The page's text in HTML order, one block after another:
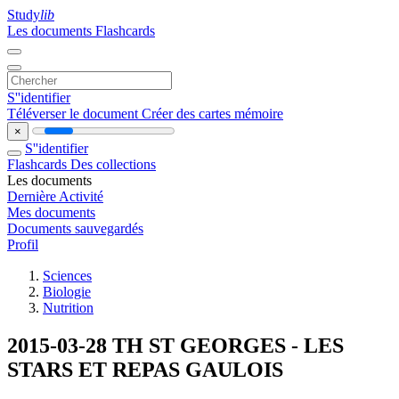
Studylib
Les documents Flashcards
S''identifier
Téléverser le document Créer des cartes mémoire
×
S''identifier
Flashcards Des collections
Les documents
Dernière Activité
Mes documents
Documents sauvegardés
Profil
Sciences
Biologie
Nutrition
2015-03-28 TH ST GEORGES - LES
STARS ET REPAS GAULOIS